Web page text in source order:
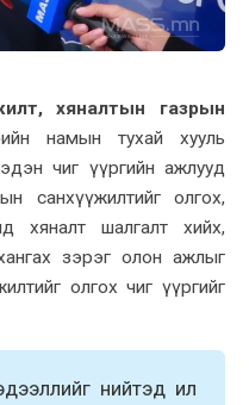
хяналтын газрын
намын тухай хууль
чиг үүргийн ажлууд
санхүүжилтийголгох,
хяналт шалгалт хийх,
зэрэг олон ажлыг
олгох чиг үүргийг
нийтэд ил